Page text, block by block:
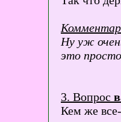
Ну уж
это
3. Вопрос
Кем же